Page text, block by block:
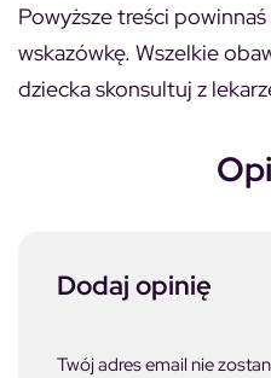
Powyższe treści
wskazówkę. Wszelkie
dziecka skonsultuj z
Dodaj opinię
Twój adres email nie